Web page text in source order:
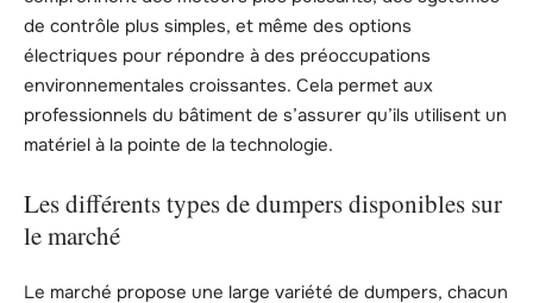
de contrôle plus simples, et même des options
électriques pour répondre à des préoccupations
environnementales croissantes. Cela permet aux
professionnels du bâtiment de s’assurer qu’ils utilisent un
matériel à la pointe de la technologie.
Les différents types de dumpers disponibles sur
le marché
Le marché propose une large variété de dumpers, chacun